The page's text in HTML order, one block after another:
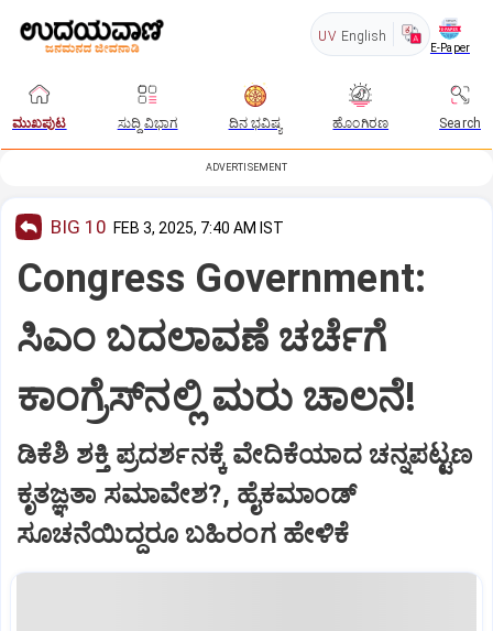
UV English
E-Paper
ಮುಖಪುಟ ಸುದ್ದಿ ವಿಭಾಗ ದಿನ ಭವಿಷ್ಯ ಹೊಂಗಿರಣ Search
ADVERTISEMENT
BIG 10 FEB 3, 2025, 7:40 AM IST
Congress Government:
ಸಿಎಂ ಬದಲಾವಣೆ ಚರ್ಚೆಗೆ
ಕಾಂಗ್ರೆಸ್‌ನಲ್ಲಿ ಮರು ಚಾಲನೆ!
ಡಿಕೆಶಿ ಶಕ್ತಿ ಪ್ರದರ್ಶನಕ್ಕೆ ವೇದಿಕೆಯಾದ ಚನ್ನಪಟ್ಟಣ
ಕೃತಜ್ಞತಾ ಸಮಾವೇಶ?, ಹೈಕಮಾಂಡ್‌
ಸೂಚನೆಯಿದ್ದರೂ ಬಹಿರಂಗ ಹೇಳಿಕೆ